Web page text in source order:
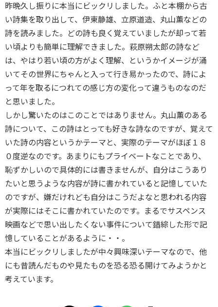
昨晩久し振りに本当にビックリしました。ふと本棚から古
い詩集を取り出して、伊東静雄、立原道造、丸山薫などの
詩を読みました。どの詩も良く覚えていましたが却って若
い頃よりも簡単に理解できました。萩原朔太郎の詩など
は、やはり若い頃の方がよく理解、というかイメージが涌
いてその世界にちゃんと入って行き易かったので、詩によ
って年を取るにつれての感じ方の変化って違うものなのだ
と思いました。
しかし驚いたのはこのことではありません。丸山薫のある
詩について、この詩はとっても好きな詩なのですが、覚えて
いた詩の内容というかテーマと、実際のテーマがほぼ１８
０度逆なのです。あまりにもプライベートなことであり、
恥ずかしいので具体的には書きませんが、自分はこうあり
たいと思うような内容が詩に書かれていると記憶していた
のですが、嫌だけれども自分はこうだよなと思われる内容
が実際にはそこに書かれていたのです。まるでサスペンス
映画などで思い出したくない事件について錯綜した形で記
憶していることがあるように・・。
本当にビックリしましたが中々興味深いテーマなので、他
にも昔読んだものや見たものを恐る恐る開けてみようかと
考えています。